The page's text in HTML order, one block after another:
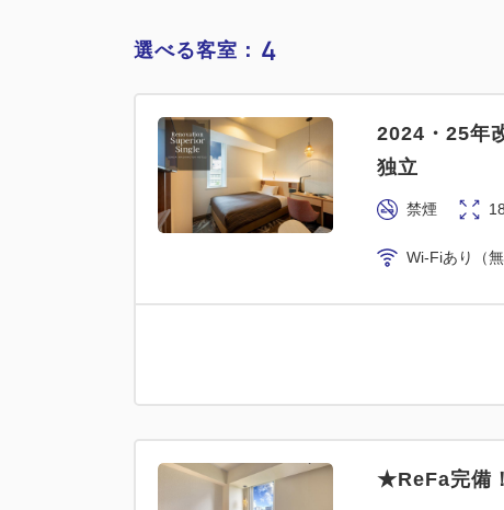
選べる客室： 4
2024・25年
独立
禁煙
Wi-Fiあり（無
★ReFa完備